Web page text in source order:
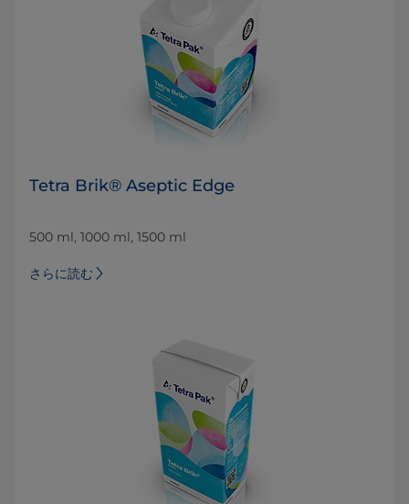
Tetra Brik® Aseptic Edge
500 ml, 1000 ml, 1500 ml
さらに読む